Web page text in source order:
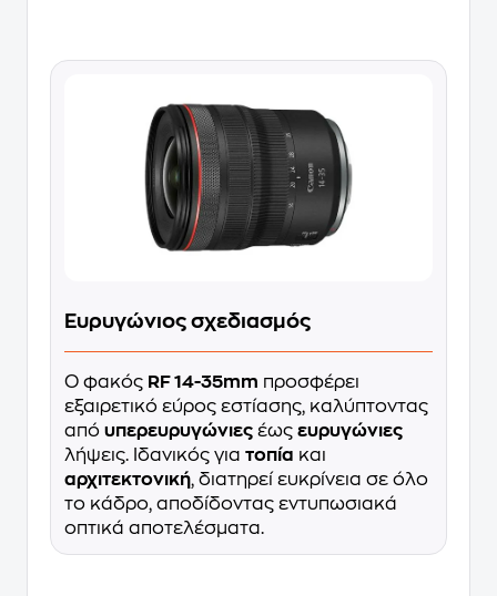
Ευρυγώνιος σχεδιασμός
Ο φακός RF 14-35mm προσφέρει
εξαιρετικό εύρος εστίασης, καλύπτοντας
από υπερευρυγώνιες έως ευρυγώνιες
λήψεις. Ιδανικός για τοπία και
αρχιτεκτονική, διατηρεί ευκρίνεια σε όλο
το κάδρο, αποδίδοντας εντυπωσιακά
οπτικά αποτελέσματα.